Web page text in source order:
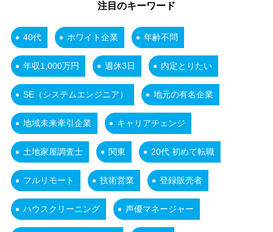
注目のキーワード
40代 ホワイト企業 年齢不問
年収1,000万円 週休3日 内定とりたい
SE（システムエンジニア） 地元の有名企業
地域未来牽引企業 キャリアチェンジ
土地家屋調査士 関東 20代 初めて転職
フルリモート 技術営業 登録販売者
ハウスクリーニング 声優マネージャー